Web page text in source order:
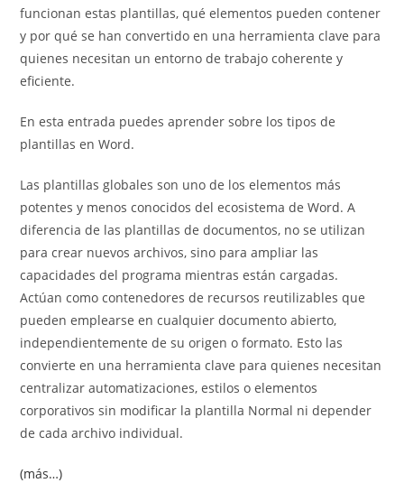
funcionan estas plantillas, qué elementos pueden contener
y por qué se han convertido en una herramienta clave para
quienes necesitan un entorno de trabajo coherente y
eficiente.
En esta entrada puedes aprender sobre los tipos de
plantillas en Word.
Las plantillas globales son uno de los elementos más
potentes y menos conocidos del ecosistema de Word. A
diferencia de las plantillas de documentos, no se utilizan
para crear nuevos archivos, sino para ampliar las
capacidades del programa mientras están cargadas.
Actúan como contenedores de recursos reutilizables que
pueden emplearse en cualquier documento abierto,
independientemente de su origen o formato. Esto las
convierte en una herramienta clave para quienes necesitan
centralizar automatizaciones, estilos o elementos
corporativos sin modificar la plantilla Normal ni depender
de cada archivo individual.
(más…)